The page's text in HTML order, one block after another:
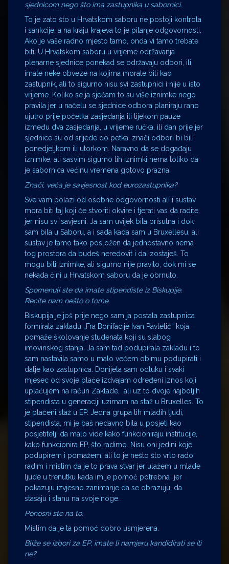
sjednicom nego što ima zastupnika u sabornici.
To je zato što u Hrvatskom saboru ne postoji kontrola
i sankcije, a na kraju krajeva to je pitanje odgovornosti.
Ako je vaše radno mjesto tamo, onda vi tamo trebate
biti. U Hrvatskom saboru u vrijeme održavanja
plenarne sjednice ponekad se održavaju odbori, ili
imate neke obveze na kojima morate biti kao
zastupnik, ali to sigurno nisu svi zastupnici i nije u isto
vrijeme. Koliko se ja sjećam to su više iznimke nego
pravila jer u načelu se sjednice odbora planiraju rano
ujutro prije početka zasjedanja ili tijekom pauze
između dva zasjedanja, u vrijeme ručka, ili dan prije jer
sjednice su od srijede do petka, znači odbori bi bili
ponedjeljkom ili utorkom. Naravno da se događaju
iznimke, ali sasvim sigurno tih iznimki nema toliko da
je sabornica većinu vremena gotovo prazna.
Znači, veća je savjesnost kod eurozastupnika?
Sve vam polazi od osobne odgovornosti ali i sustav
mora biti taj koji će stvoriti okvire i tjerati vas da radite,
jer nisu svi savjesni. Ja sam uvijek bila prisutna i dok
sam bila u Saboru, a i sada kada sam u Bruxellesu, ali
sustav je tamo tako posložen da jednostavno nema
tog prostora da budeš neredovit i da izostaješ. To
mogu biti iznimke, ali sigurno nije pravilo, dok mi se
nekada čini u Hrvatskom saboru da je obrnuto.
Spomenuli ste da imate stipendiste iz Biskupije.
Recite nam nešto o tome.
Biskupija je još prije nego sam ja postala zastupnica
formirala zakladu „Fra Bonifacije Ivan Pavletić“ koja
pomaže školovanje studenata koji su slabog
imovinskog stanja. Ja sam tad podupirala zakladu i to
sam nastavila samo u malo većem obimu podupirati i
dalje kao zastupnica. Donijela sam odluku i svaki
mjesec od svoje plaće izdvajam određeni iznos koji
uplaćujem na račun Zaklade, ali uz to dvoje najboljih
stipendista u generaciji uzimam na staž u Bruxelles. To
je plaćeni staž u EP. Jedna grupa tih mladih ljudi,
stipendista, mi je baš nedavno bila u posjeti kao
posjetitelji da malo vide kako funkcioniraju institucije,
kako funkcionira EP, što radimo. Nisu oni jedini koje
podupirem i pomažem, ali to je nešto što vrlo rado
radim i mislim da je to prava stvar jer ulažem u mlade
ljude u trenutku kada im je pomoć potrebna jer
pokazuju izvjesno zanimanje da se obrazuju, da
stasaju i stanu na svoje noge.
Ponosni ste na to.
Mislim da je ta pomoć dobro usmjerena.
Bliže se izbori za EP, imate li namjeru kandidirati se ili
ne?